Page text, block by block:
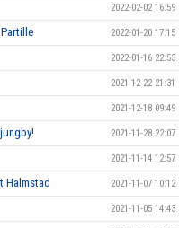
2022-02-02 16:59
2022-01-20 17:15
2022-01-16 22:53
2021-12-22 21:31
2021-12-18 09:49
2021-11-28 22:07
2021-11-14 12:57
Halmstad 2021-11-07 10:12
2021-11-05 14:43